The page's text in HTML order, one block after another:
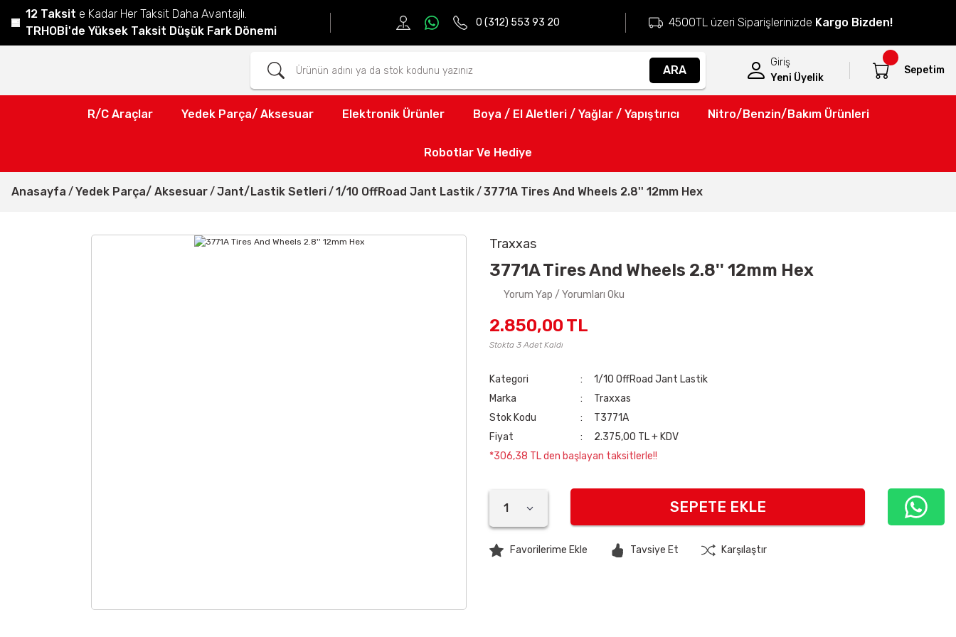
12 Taksit e Kadar Her Taksit Daha Avantajlı.
TRHOBİ'de Yüksek Taksit Düşük Fark Dönemi
0 (312) 553 93 20 4500TL üzeri Siparişlerinizde Kargo Bizden!
ARA
Giriş
Yeni Üyelik
Sepetim
R/C Araçlar Yedek Parça/ Aksesuar Elektronik Ürünler Boya / El Aletleri / Yağlar / Yapıştırıcı Nitro/Benzin/Bakım Ürünleri
Robotlar Ve Hediye
Anasayfa Yedek Parça/ Aksesuar Jant/Lastik Setleri 1/10 OffRoad Jant Lastik 3771A Tires And Wheels 2.8'' 12mm Hex
Traxxas
3771A Tires And Wheels 2.8'' 12mm Hex
Yorum Yap / Yorumları Oku
2.850,00 TL
Stokta 3 Adet Kaldı
Kategori
1/10 OffRoad Jant Lastik
Marka
Traxxas
Stok Kodu
T3771A
Fiyat
2.375,00 TL + KDV
*306,38 TL den başlayan taksitlerle!!
SEPETE EKLE
Tavsiye Et Karşılaştır